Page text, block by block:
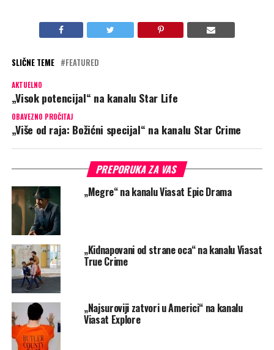
SLIČNE TEME FEATURED
AKTUELNO
„Visok potencijal“ na kanalu Star Life
OBAVEZNO PROČITAJ
„Više od raja: Božićni specijal“ na kanalu Star Crime
PREPORUKA ZA VAS
„Megre“ na kanalu Viasat Epic Drama
„Kidnapovani od strane oca“ na kanalu Viasat
True Crime
„Najsuroviji zatvori u Americi“ na kanalu
Viasat Explore